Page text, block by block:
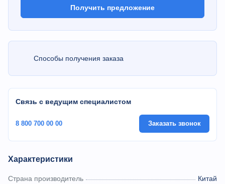
Характеристики
Страна производитель Китай
Получить предложение
Способы получения заказа
Связь с ведущим специалистом
8 800 700 00 00 Заказать звонок